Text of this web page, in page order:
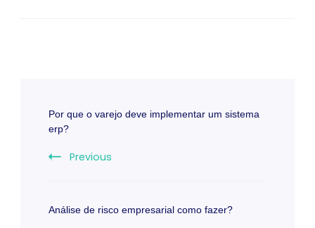
Por que o varejo deve implementar um sistema
erp?
Previous
Análise de risco empresarial como fazer?